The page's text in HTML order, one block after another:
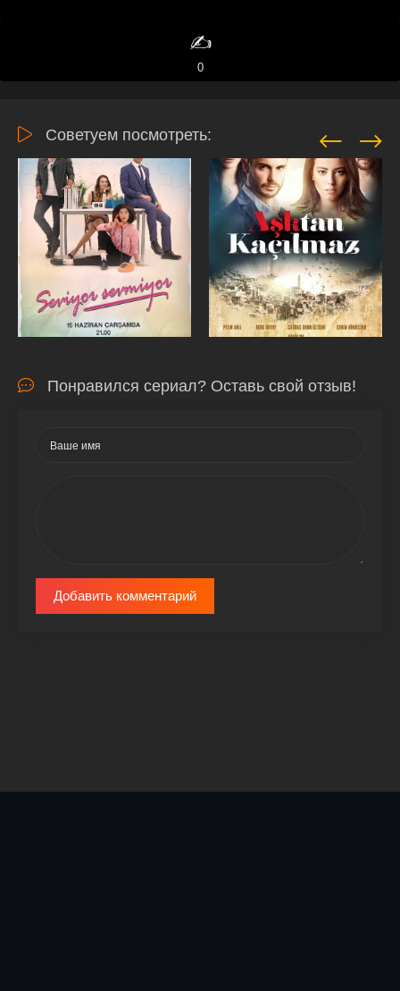
✍️
0
Советуем посмотреть:
Понравился сериал? Оставь свой отзыв!
Добавить комментарий